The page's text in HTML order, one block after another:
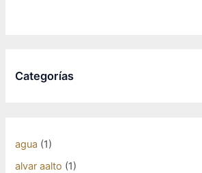
Categorías
agua (1)
alvar aalto (1)